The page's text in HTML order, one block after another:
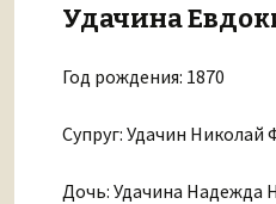
Удачина
Год рождения: 1870
Супруг: Удачин
Дочь: Удачина Надежда